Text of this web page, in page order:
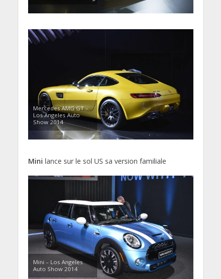
Mercedes AMG GT –
Los Angeles Auto
Show 2014
Mini lance sur le sol US sa version familiale
Mini – Los Angeles
Auto Show 2014